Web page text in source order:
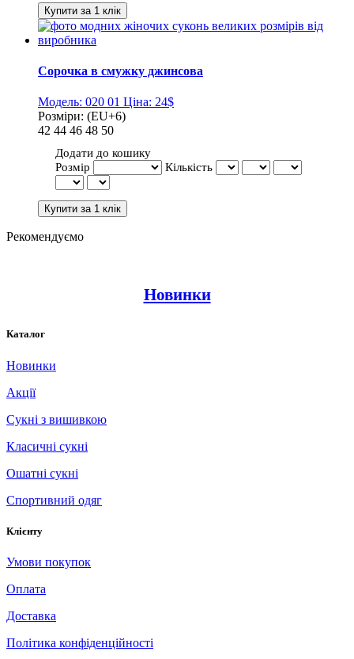
Сорочка в смужку джинсова
Модель: 020 01 Ціна: 24$
Розміри: (EU+6)
42 44 46 48 50
Додати до кошику
Розмір
Кількість
Рекомендуємо
Новинки
Каталог
Новинки
Акції
Сукні з вишивкою
Класичні сукні
Ошатні сукні
Спортивний одяг
Клієнту
Умови покупок
Оплата
Доставка
Політика конфіденційності